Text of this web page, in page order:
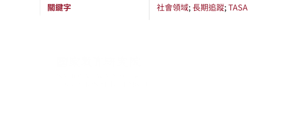
關鍵字 社會領域;長期追蹤;TASA